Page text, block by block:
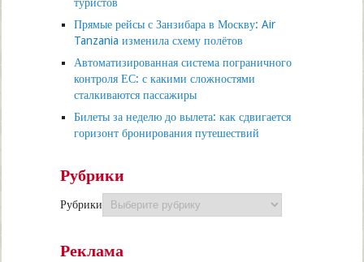
Прямые рейсы с Занзибара в Москву: Air
Tanzania изменила схему полётов
Автоматизированная система пограничного
контроля ЕС: с какими сложностями
сталкиваются пассажиры
Билеты за неделю до вылета: как сдвигается
горизонт бронирования путешествий
Рубрики
Рубрики
Реклама